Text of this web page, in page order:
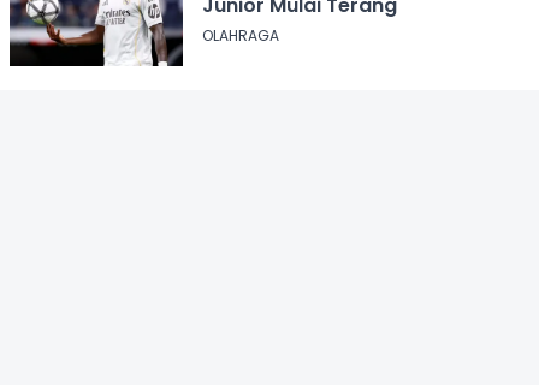
OLAHRAGA